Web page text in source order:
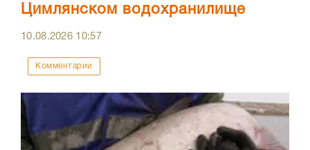
Цимлянском водохранилище
10.08.2026 10:57
Комментарии